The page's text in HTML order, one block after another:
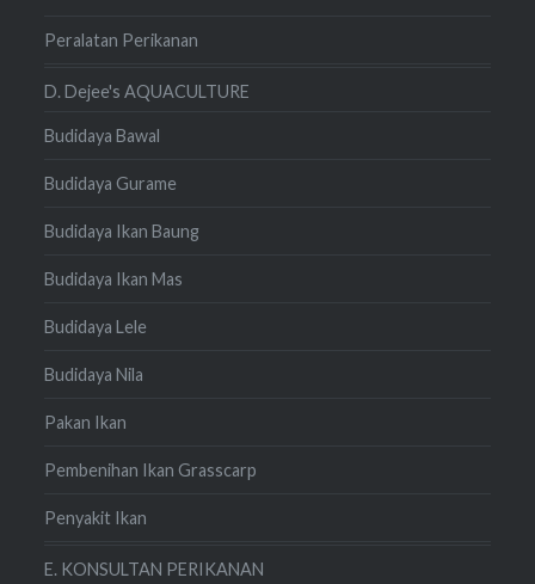
Peralatan Perikanan
D. Dejee's AQUACULTURE
Budidaya Bawal
Budidaya Gurame
Budidaya Ikan Baung
Budidaya Ikan Mas
Budidaya Lele
Budidaya Nila
Pakan Ikan
Pembenihan Ikan Grasscarp
Penyakit Ikan
E. KONSULTAN PERIKANAN